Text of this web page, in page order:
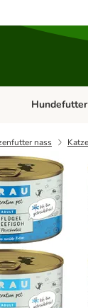
Kategorie-
nass